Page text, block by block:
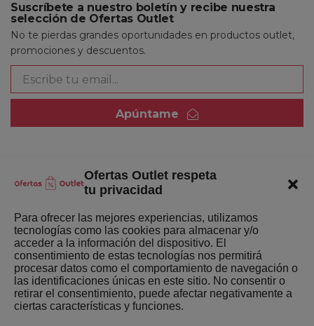
Ofertas Outlet respeta
tu privacidad
Para ofrecer las mejores experiencias, utilizamos
tecnologías como las cookies para almacenar y/o
acceder a la información del dispositivo. El
consentimiento de estas tecnologías nos permitirá
procesar datos como el comportamiento de navegación o
las identificaciones únicas en este sitio. No consentir o
retirar el consentimiento, puede afectar negativamente a
ciertas características y funciones.
Suscríbete a nuestro boletín y recibe nuestra
selección de Ofertas Outlet
No te pierdas grandes oportunidades en productos outlet,
promociones y descuentos.
Apúntame
Quienes somos
Últimas Novedades
Mejores ofertas de la semana